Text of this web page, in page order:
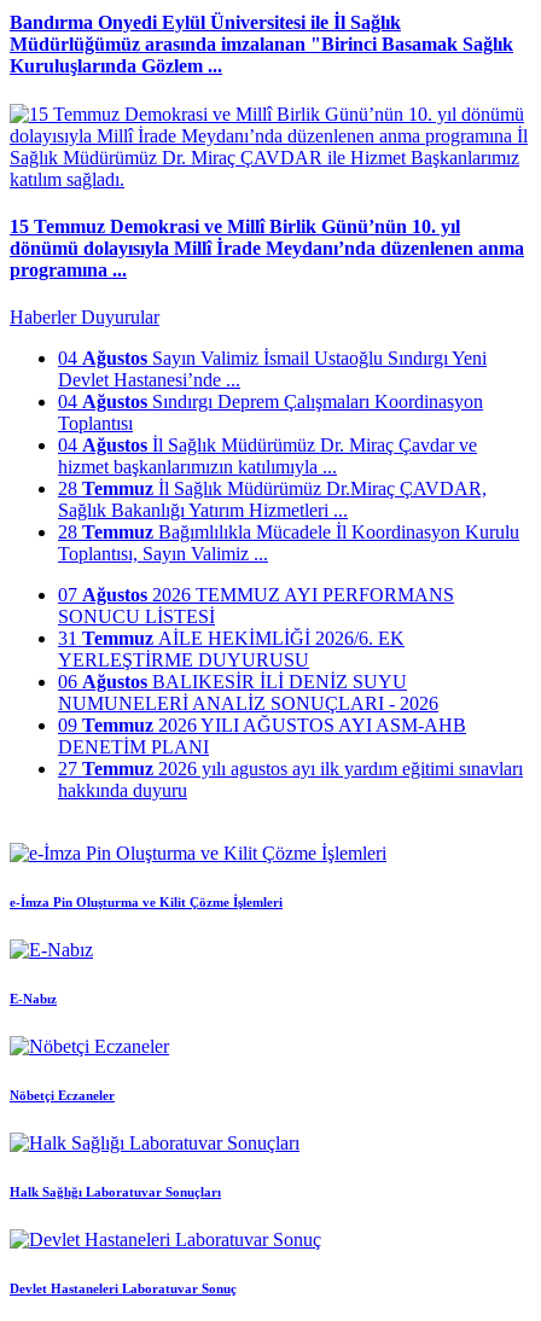
Bandırma Onyedi Eylül Üniversitesi ile İl Sağlık
Müdürlüğümüz arasında imzalanan "Birinci Basamak Sağlık
Kuruluşlarında Gözlem ...
15 Temmuz Demokrasi ve Millî Birlik Günü’nün 10. yıl
dönümü dolayısıyla Millî İrade Meydanı’nda düzenlenen anma
programına ...
HaberlerDuyurular
04 Ağustos Sayın Valimiz İsmail Ustaoğlu Sındırgı Yeni
Devlet Hastanesi’nde ...
04 Ağustos Sındırgı Deprem Çalışmaları Koordinasyon
Toplantısı
04 Ağustos İl Sağlık Müdürümüz Dr. Miraç Çavdar ve
hizmet başkanlarımızın katılımıyla ...
28 Temmuz İl Sağlık Müdürümüz Dr.Miraç ÇAVDAR,
Sağlık Bakanlığı Yatırım Hizmetleri ...
28 Temmuz Bağımlılıkla Mücadele İl Koordinasyon Kurulu
Toplantısı, Sayın Valimiz ...
07 Ağustos 2026 TEMMUZ AYI PERFORMANS
SONUCU LİSTESİ
31 Temmuz AİLE HEKİMLİĞİ 2026/6. EK
YERLEŞTİRME DUYURUSU
06 Ağustos BALIKESİR İLİ DENİZ SUYU
NUMUNELERİ ANALİZ SONUÇLARI - 2026
09 Temmuz 2026 YILI AĞUSTOS AYI ASM-AHB
DENETİM PLANI
27 Temmuz 2026 yılı agustos ayı ilk yardım eğitimi sınavları
hakkında duyuru
e-İmza Pin Oluşturma ve Kilit Çözme İşlemleri
E-Nabız
Nöbetçi Eczaneler
Halk Sağlığı Laboratuvar Sonuçları
Devlet Hastaneleri Laboratuvar Sonuç